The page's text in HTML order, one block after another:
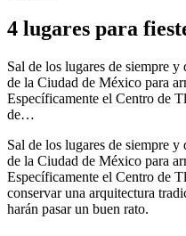
4 lugares para
Sal de los lugares de siempre
de la Ciudad de México para
Específicamente el Centro de
de…
Sal de los lugares de siempre
de la Ciudad de México para
Específicamente el Centro de
conservar una arquitectura
harán pasar un buen rato.